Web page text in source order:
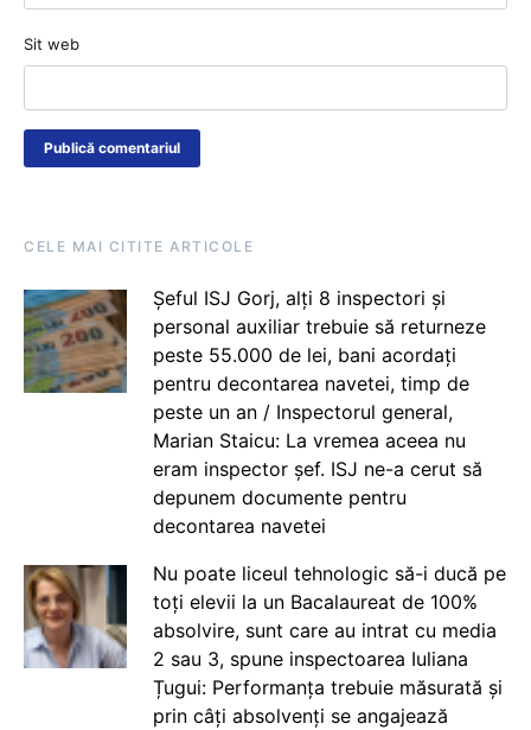
Sit web
CELE MAI CITITE ARTICOLE
Șeful ISJ Gorj, alți 8 inspectori și
personal auxiliar trebuie să returneze
peste 55.000 de lei, bani acordați
pentru decontarea navetei, timp de
peste un an / Inspectorul general,
Marian Staicu: La vremea aceea nu
eram inspector șef. ISJ ne-a cerut să
depunem documente pentru
decontarea navetei
Nu poate liceul tehnologic să-i ducă pe
toți elevii la un Bacalaureat de 100%
absolvire, sunt care au intrat cu media
2 sau 3, spune inspectoarea Iuliana
Țugui: Performanța trebuie măsurată și
prin câți absolvenți se angajează